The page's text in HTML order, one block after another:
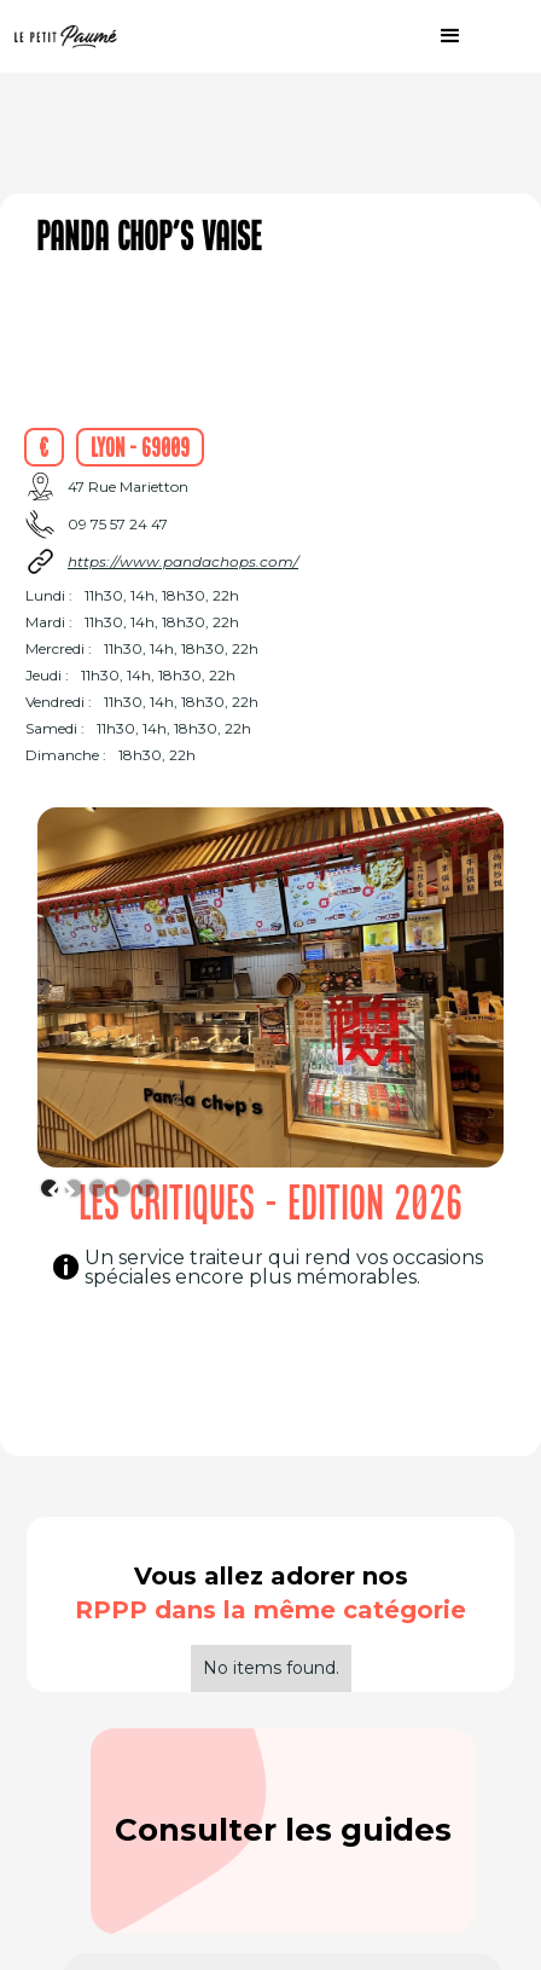
Panda Chop's Vaise
€ Lyon - 69009
47 Rue Marietton
09 75 57 24 47
https://www.pandachops.com/
Lundi :
11h30, 14h, 18h30, 22h
Mardi :
11h30, 14h, 18h30, 22h
Mercredi :
11h30, 14h, 18h30, 22h
Jeudi :
11h30, 14h, 18h30, 22h
Vendredi :
11h30, 14h, 18h30, 22h
Samedi :
11h30, 14h, 18h30, 22h
Dimanche :
18h30, 22h
LES CRITIQUES - EDITION 2026
Un service traiteur qui rend vos occasions
spéciales encore plus mémorables.
Vous allez adorer nos
RPPP dans la même catégorie
No items found.
Consulter les guides